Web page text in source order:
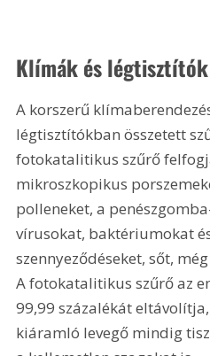
Klímák és légtisztítók
A korszerű
légtisztítókban összetett
fotokatalitikus szűrő
mikroszkopikus
polleneket, a
vírusokat, baktériumokat
szennyeződéseket, sőt,
A fotokatalitikus szűrő az
99,99 százalékát
kiáramló levegő mindig